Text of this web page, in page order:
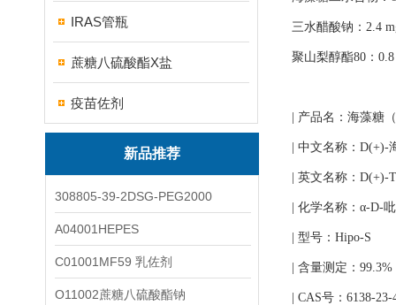
IRAS管瓶
蔗糖八硫酸酯X盐
疫苗佐剂
新品推荐
308805-39-2DSG-PEG2000
A04001HEPES
C01001MF59 乳佐剂
O11002蔗糖八硫酸酯钠
三水醋酸钠：2.4
聚山梨醇酯80：
| 产品名：海藻糖
| 中文名称：D(+)-
| 英文名称：D(+)-
| 化学名称：α-D-
| 型号：Hipo-S
| 含量测定：99.3%
| CAS号：6138-23-